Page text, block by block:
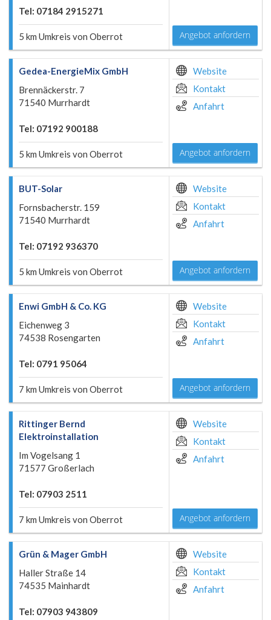
Tel: 07184 2915271
5 km Umkreis von Oberrot Angebot anfordern
Gedea-EnergieMix GmbH
Brennäckerstr. 7
71540 Murrhardt
Tel: 07192 900188
5 km Umkreis von Oberrot
Website
Kontakt
Anfahrt
Angebot anfordern
BUT-Solar
Fornsbacherstr. 159
71540 Murrhardt
Tel: 07192 936370
5 km Umkreis von Oberrot
Website
Kontakt
Anfahrt
Angebot anfordern
Enwi GmbH & Co. KG
Eichenweg 3
74538 Rosengarten
Tel: 0791 95064
7 km Umkreis von Oberrot
Website
Kontakt
Anfahrt
Angebot anfordern
Rittinger Bernd
Elektroinstallation
Im Vogelsang 1
71577 Großerlach
Tel: 07903 2511
7 km Umkreis von Oberrot
Website
Kontakt
Anfahrt
Angebot anfordern
Grün & Mager GmbH
Haller Straße 14
74535 Mainhardt
Tel: 07903 943809
Website
Kontakt
Anfahrt